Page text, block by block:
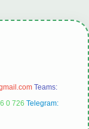
Teams:
0 726 Telegram: